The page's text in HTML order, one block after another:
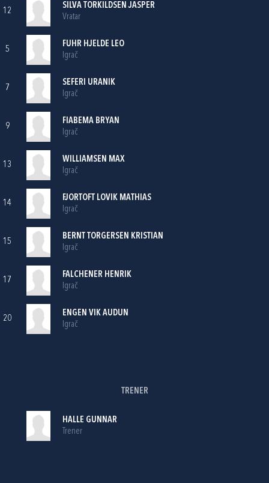
12
SILVA TORKILDSEN JASPER
Vratar
5
FUHR HJELDE LEO
Igrač
7
SEFERI URANIK
Igrač
9
FIABEMA BRYAN
Igrač
13
WILLIAMSEN MAX
Igrač
14
FJORTOFT LOVIK MATHIAS
Igrač
15
BERNT TORGERSEN KRISTIAN
Igrač
17
FALCHENER HENRIK
Igrač
20
ENGEN VIK AUDUN
Igrač
TRENER
HALLE GUNNAR
Trener